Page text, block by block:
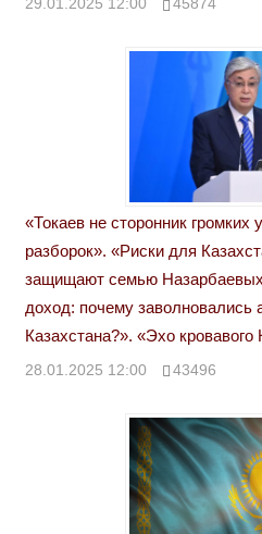
«Токаев не сторонник
разборок». «Риски для
защищают семью
доход: почему заволновались
Казахстана?». «Эхо кровавого
28.01.2025 12:00 43496